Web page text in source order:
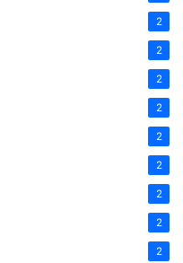
2
2
2
2
2
2
2
2
2